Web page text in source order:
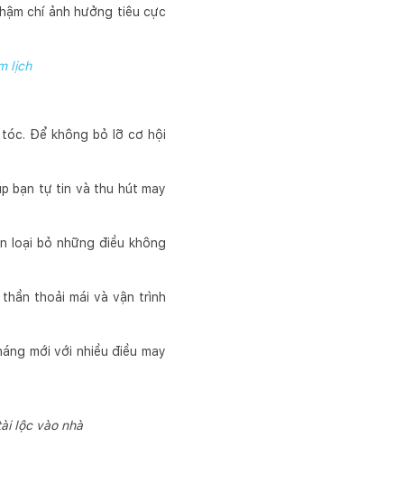
chí ảnh hưởng tiêu cực
lịch
Để không bỏ lỡ cơ hội
bạn tự tin và thu hút may
loại bỏ những điều không
thoải mái và vận trình
mới với nhiều điều may
lộc vào nhà